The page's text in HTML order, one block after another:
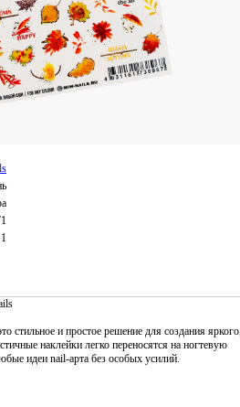
1
и простое решение для создания
наклейки легко переносятся на ногтевую
идеи nail-арта без особых усилий.